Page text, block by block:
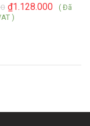
1.128.000
₫
( Đã
)